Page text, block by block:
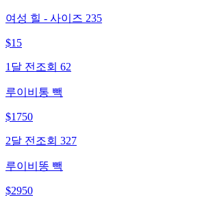
여성 힐 - 사이즈 235
$15
1달 전 조회 62
루이비통 빽
$1750
2달 전 조회 327
루이비똥 빽
$2950